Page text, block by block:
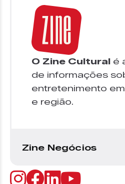
O Zine Cultural é
de informações
entretenimento
e região.
Zine Negócios